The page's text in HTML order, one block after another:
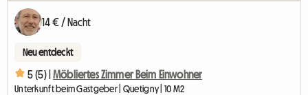
14 € / Nacht
Neu entdeckt
5 (5) | Möbliertes Zimmer Beim Einwohner
Unterkunft beim Gastgeber | Quetigny | 10 M2